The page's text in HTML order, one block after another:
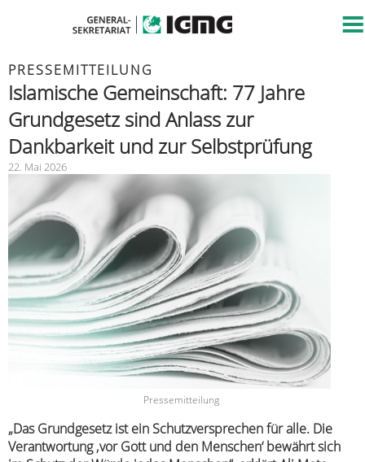
PRESSEMITTEILUNG
Islamische Gemeinschaft: 77 Jahre
Grundgesetz sind Anlass zur
Dankbarkeit und zur Selbstprüfung
22. Mai 2026
Pressemitteilung
„Das Grundgesetz ist ein Schutzversprechen für alle. Die
Verantwortung ‚vor Gott und den Menschen‘ bewährt sich